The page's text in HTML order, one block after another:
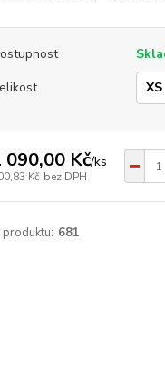
090,00 Kč/ks
Kč bez DPH
681